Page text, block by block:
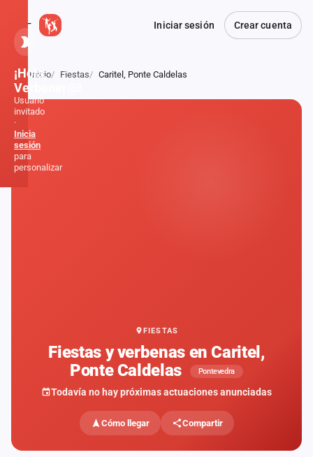
Iniciar sesión Crear cuenta
Atrás
Inicio Fiestas Caritel, Ponte Caldelas
FIESTAS
Fiestas y verbenas en Caritel,
Ponte Caldelas
Pontevedra
Todavía no hay próximas actuaciones anunciadas
Cómo llegar Compartir
¡Hola,
Verbener@!
Usuario
invitado
·
Inicia
sesión
para
personalizar
Componentes
Agencias